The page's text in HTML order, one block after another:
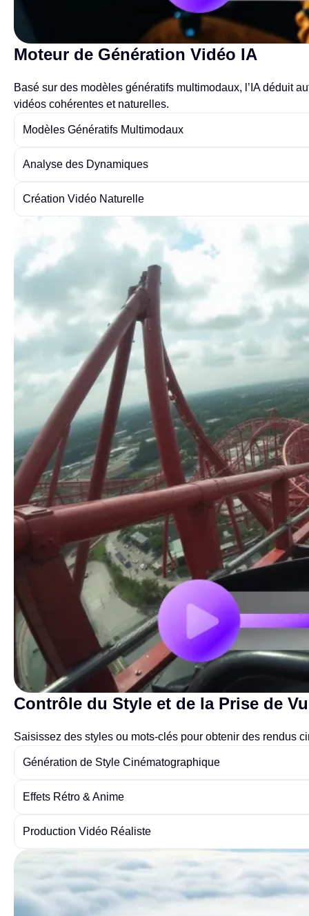
Moteur de Génération Vidéo IA
Basé sur des modèles génératifs multimodaux, l’IA déduit
vidéos cohérentes et naturelles.
Modèles Génératifs Multimodaux
Analyse des Dynamiques
Création Vidéo Naturelle
Contrôle du Style et de la Prise de
Saisissez des styles ou mots-clés pour obtenir des rendus
Génération de Style Cinématographique
Effets Rétro & Anime
Production Vidéo Réaliste